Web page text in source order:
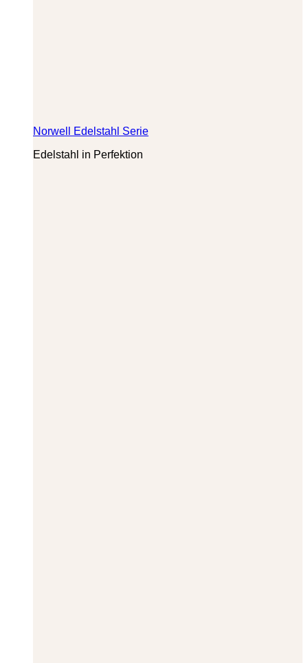
Norwell Edelstahl Serie
Edelstahl in Perfektion